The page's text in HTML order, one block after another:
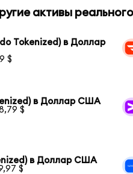
активы
Tokenized) в Доллар
$
в Доллар США
$
в Доллар США
$